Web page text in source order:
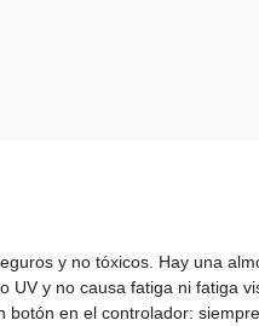
y no tóxicos. Hay una
y no causa fatiga ni fatiga
en el controlador: